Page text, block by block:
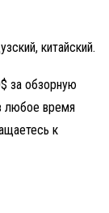
китайский.
за обзорную
любое время
к